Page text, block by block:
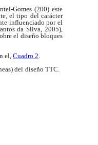
Gomes (200) este
el tipo del carácter
influenciado por el
da Silva, 2005),
el diseño bloques
el, Cuadro 2.
del diseño TTC.